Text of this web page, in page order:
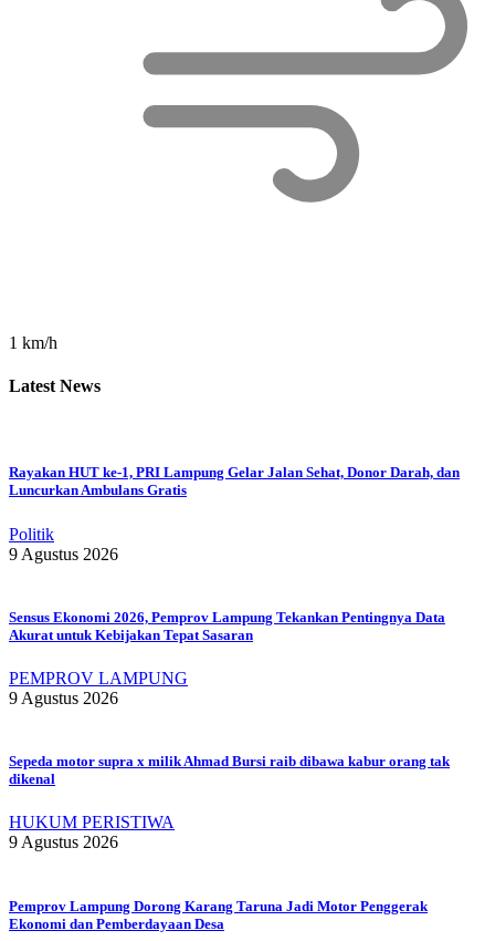
1 km/h
Latest News
Rayakan HUT ke-1, PRI Lampung Gelar Jalan Sehat, Donor Darah, dan
Luncurkan Ambulans Gratis
Politik
9 Agustus 2026
Sensus Ekonomi 2026, Pemprov Lampung Tekankan Pentingnya Data
Akurat untuk Kebijakan Tepat Sasaran
PEMPROV LAMPUNG
9 Agustus 2026
Sepeda motor supra x milik Ahmad Bursi raib dibawa kabur orang tak
dikenal
HUKUM PERISTIWA
9 Agustus 2026
Pemprov Lampung Dorong Karang Taruna Jadi Motor Penggerak
Ekonomi dan Pemberdayaan Desa